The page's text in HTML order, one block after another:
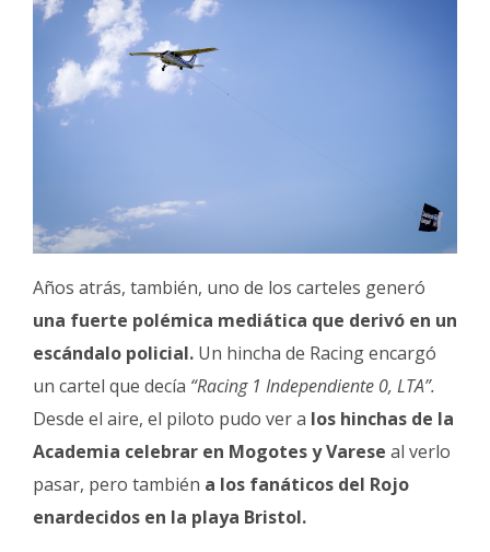
Años atrás, también, uno de los carteles generó
una fuerte polémica mediática que derivó en un
escándalo policial. Un hincha de Racing encargó
un cartel que decía “Racing 1 Independiente 0, LTA”.
Desde el aire, el piloto pudo ver a los hinchas de la
Academia celebrar en Mogotes y Varese al verlo
pasar, pero también a los fanáticos del Rojo
enardecidos en la playa Bristol.